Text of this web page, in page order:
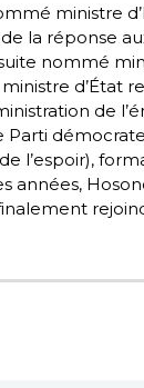
ministre
la réponse
nommé
d’État
de
Parti
l’espoir),
années,